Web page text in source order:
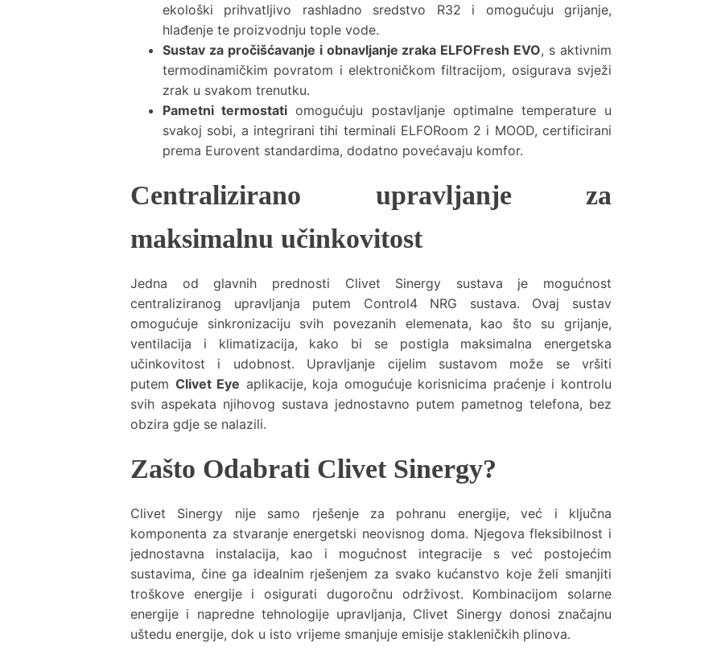
ekološki prihvatljivo rashladno sredstvo R32 i omogućuju grijanje,
hlađenje te proizvodnju tople vode.
Sustav za pročišćavanje i obnavljanje zraka ELFOFresh EVO, s aktivnim
termodinamičkim povratom i elektroničkom filtracijom, osigurava svježi
zrak u svakom trenutku.
Pametni termostati omogućuju postavljanje optimalne temperature u
svakoj sobi, a integrirani tihi terminali ELFORoom 2 i MOOD, certificirani
prema Eurovent standardima, dodatno povećavaju komfor.
Centralizirano upravljanje za
maksimalnu učinkovitost
Jedna od glavnih prednosti Clivet Sinergy sustava je mogućnost
centraliziranog upravljanja putem Control4 NRG sustava. Ovaj sustav
omogućuje sinkronizaciju svih povezanih elemenata, kao što su grijanje,
ventilacija i klimatizacija, kako bi se postigla maksimalna energetska
učinkovitost i udobnost. Upravljanje cijelim sustavom može se vršiti
putem Clivet Eye aplikacije, koja omogućuje korisnicima praćenje i kontrolu
svih aspekata njihovog sustava jednostavno putem pametnog telefona, bez
obzira gdje se nalazili.
Zašto Odabrati Clivet Sinergy?
Clivet Sinergy nije samo rješenje za pohranu energije, već i ključna
komponenta za stvaranje energetski neovisnog doma. Njegova fleksibilnost i
jednostavna instalacija, kao i mogućnost integracije s već postojećim
sustavima, čine ga idealnim rješenjem za svako kućanstvo koje želi smanjiti
troškove energije i osigurati dugoročnu održivost. Kombinacijom solarne
energije i napredne tehnologije upravljanja, Clivet Sinergy donosi značajnu
uštedu energije, dok u isto vrijeme smanjuje emisije stakleničkih plinova.